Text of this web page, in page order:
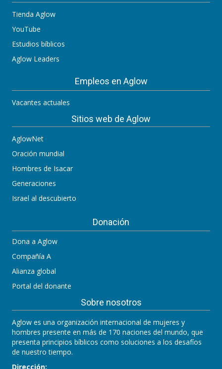
Tienda Aglow
YouTube
Estudios bíblicos
Aglow Leaders
Empleos en Aglow
Vacantes actuales
Sitios web de Aglow
AglowNet
Oración mundial
Hombres de Isacar
Generaciones
Israel al descubierto
Donación
Dona a Aglow
Compañía A
Alianza global
Portal del donante
Sobre nosotros
Aglow es una organización internacional de mujeres y
hombres presente en más de 170 naciones del mundo, que
presenta principios bíblicos como soluciones a los desafíos
de nuestro tiempo.
Dirección: